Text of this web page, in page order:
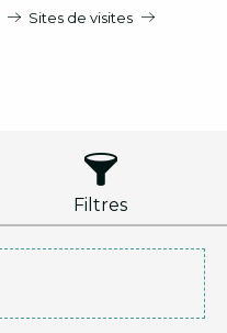
Sites de visites
Filtres